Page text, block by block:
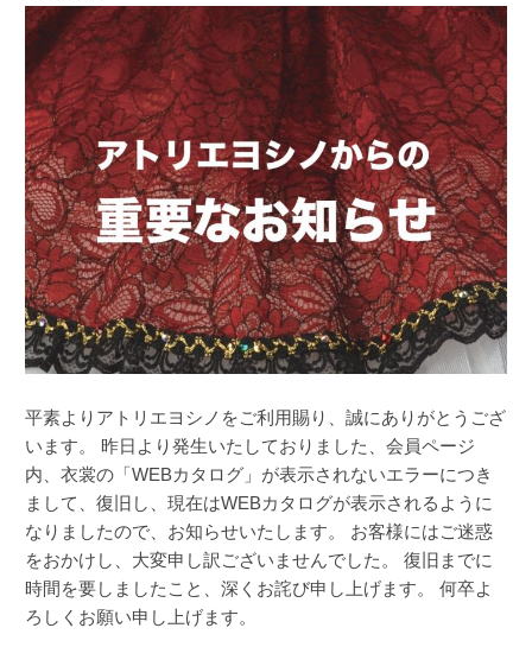
平素よりアトリエヨシノをご利用賜り、誠にありがとうござ
います。 昨日より発生いたしておりました、会員ページ
内、衣裳の「WEBカタログ」が表示されないエラーにつき
まして、復旧し、現在はWEBカタログが表示されるように
なりましたので、お知らせいたします。 お客様にはご迷惑
をおかけし、大変申し訳ございませんでした。 復旧までに
時間を要しましたこと、深くお詫び申し上げます。 何卒よ
ろしくお願い申し上げます。